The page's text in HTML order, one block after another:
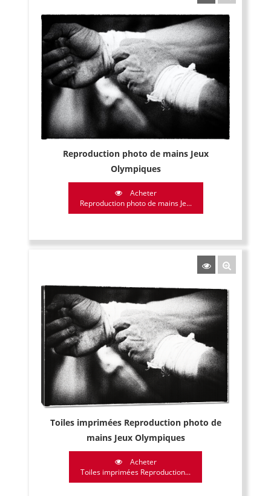
Reproduction photo de mains Jeux
Olympiques
Acheter
Reproduction photo de mains Je...
Toiles imprimées Reproduction photo de
mains Jeux Olympiques
Acheter
Toiles imprimées Reproduction...